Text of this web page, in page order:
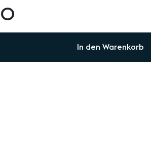
In den Warenkorb